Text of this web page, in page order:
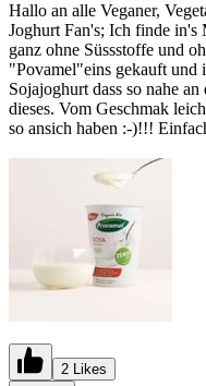
Hallo an alle Veganer,
Joghurt Fan's; Ich finde in's
ganz ohne Süssstoffe und
"Povamel"eins gekauft und
Sojajoghurt dass so nahe
dieses. Vom Geschmak
so ansich haben :-)!!!
2 Likes